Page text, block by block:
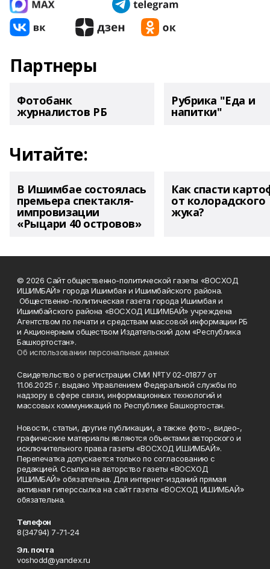
Партнеры
Фотобанк
журналистов РБ
Рубрика "Еда и
напитки"
Читайте:
В Ишимбае состоялась
премьера спектакля-
импровизации
«Рыцари 40 островов»
Как спасти
от колорадского
жука?
© 2026 Сайт общественно-политической газеты «ВОСХОД
ИШИМБАЙ» города Ишимбая и Ишимбайского района.
Общественно-политическая газета города Ишимбая и
Ишимбайского района «ВОСХОД ИШИМБАЙ» учреждена
Агентством по печати и средствам массовой информации РБ
и Акционерным обществом Издательский дом «Республика
Башкортостан».
Об использовании персональных данных
Свидетельство о регистрации СМИ №ТУ 02-01877 от
11.06.2025 г. выдано Управлением Федеральной службы по
надзору в сфере связи, информационных технологий и
массовых коммуникаций по Республике Башкортостан.
Новости, статьи, другие публикации, а также фото-, видео-,
графические материалы являются объектами авторского и
исключительного права газеты «ВОСХОД ИШИМБАЙ».
Перепечатка допускается только по согласованию с
редакцией. Ссылка на авторство газеты «ВОСХОД
ИШИМБАЙ» обязательна. Для интернет-изданий прямая
активная гиперссылка на сайт газеты «ВОСХОД ИШИМБАЙ»
обязательна.
Телефон
8(34794) 7-71-24
Эл. почта
voshodd@yandex.ru